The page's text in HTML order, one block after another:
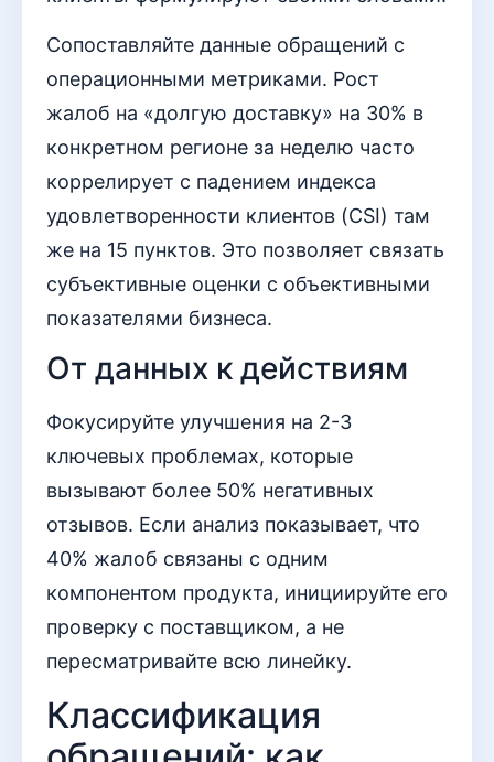
Сопоставляйте данные обращений с
операционными метриками. Рост
жалоб на «долгую доставку» на 30% в
конкретном регионе за неделю часто
коррелирует с падением индекса
удовлетворенности клиентов (CSI) там
же на 15 пунктов. Это позволяет связать
субъективные оценки с объективными
показателями бизнеса.
От данных к действиям
Фокусируйте улучшения на 2-3
ключевых проблемах, которые
вызывают более 50% негативных
отзывов. Если анализ показывает, что
40% жалоб связаны с одним
компонентом продукта, инициируйте его
проверку с поставщиком, а не
пересматривайте всю линейку.
Классификация